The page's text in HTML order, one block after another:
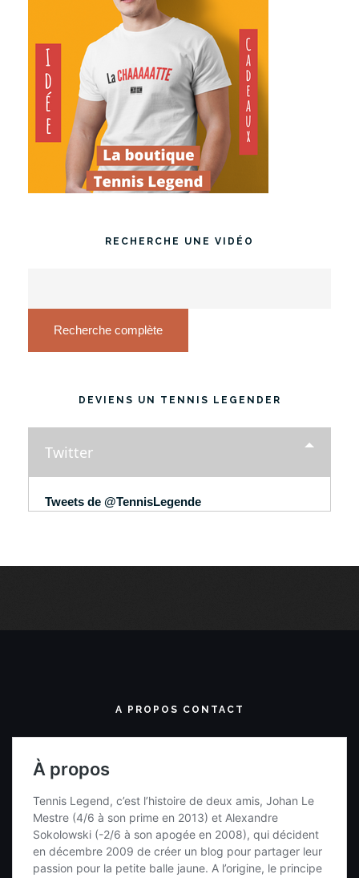
RECHERCHE UNE VIDÉO
Recherche complète
DEVIENS UN TENNIS LEGENDER
Twitter
Tweets de @TennisLegende
A PROPOS CONTACT